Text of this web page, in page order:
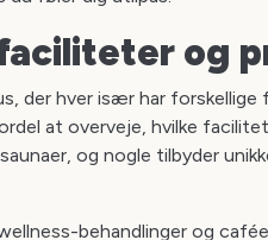
og
der hver især har
at overveje, hvilke
og nogle tilbyder
behandlinger og